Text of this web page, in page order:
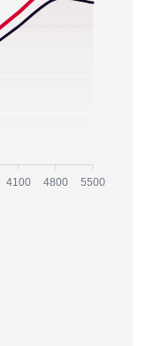
4100 4800 5500